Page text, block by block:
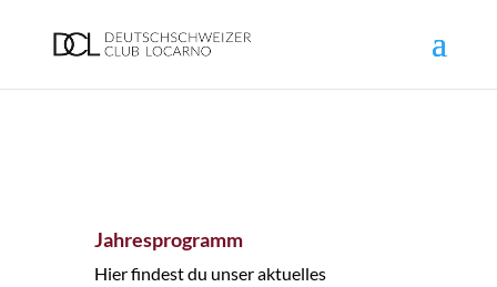
Jahresprogramm
Hier findest du unser aktuelles